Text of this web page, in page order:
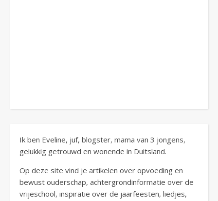
Ik ben Eveline, juf, blogster, mama van 3 jongens,
gelukkig getrouwd en wonende in Duitsland.
Op deze site vind je artikelen over opvoeding en
bewust ouderschap, achtergrondinformatie over de
vrijeschool, inspiratie over de jaarfeesten, liedjes,